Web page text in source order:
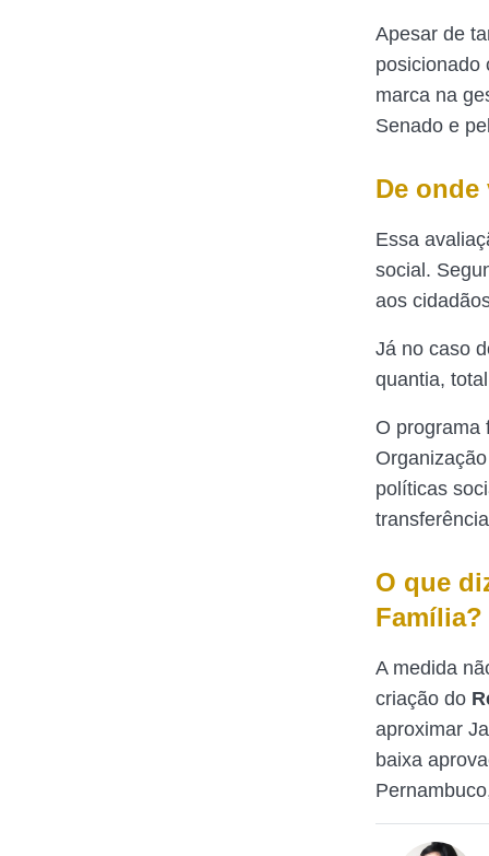
Apesar de
posicionado
marca na
Senado e
De
Essa
social.
aos
Já no caso
quantia,
O programa
políticas
O que
Família?
A medida
criação do
aproximar
baixa